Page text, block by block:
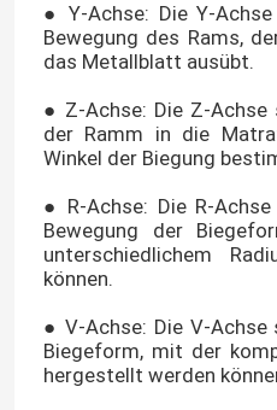
● Y-Achse: Die Y-
Bewegung des Rams,
das Metallblatt ausübt.
● Z-Achse: Die Z-
der Ramm in die
Winkel der Biegung
● R-Achse: Die R-
Bewegung der
unterschiedlichem
können.
● V-Achse: Die V-
Biegeform, mit der
hergestellt werden